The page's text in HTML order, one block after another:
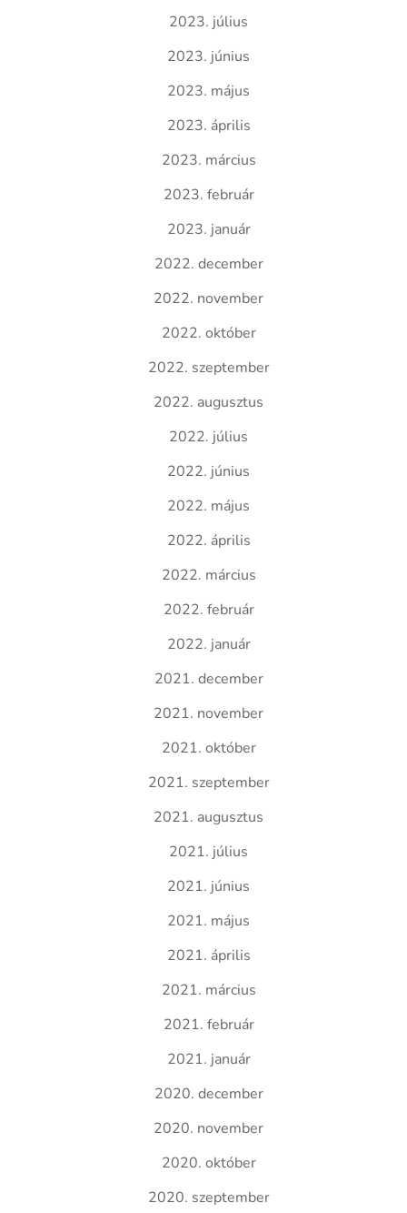
2023. július
2023. június
2023. május
2023. április
2023. március
2023. február
2023. január
2022. december
2022. november
2022. október
2022. szeptember
2022. augusztus
2022. július
2022. június
2022. május
2022. április
2022. március
2022. február
2022. január
2021. december
2021. november
2021. október
2021. szeptember
2021. augusztus
2021. július
2021. június
2021. május
2021. április
2021. március
2021. február
2021. január
2020. december
2020. november
2020. október
2020. szeptember